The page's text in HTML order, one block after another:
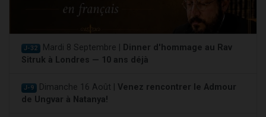
J-32 Mardi 8 Septembre |
Dinner d'hommage au Rav
Sitruk à Londres — 10 ans déjà
J-9 Dimanche 16 Août | Venez rencontrer le Admour
de Ungvar à Natanya!